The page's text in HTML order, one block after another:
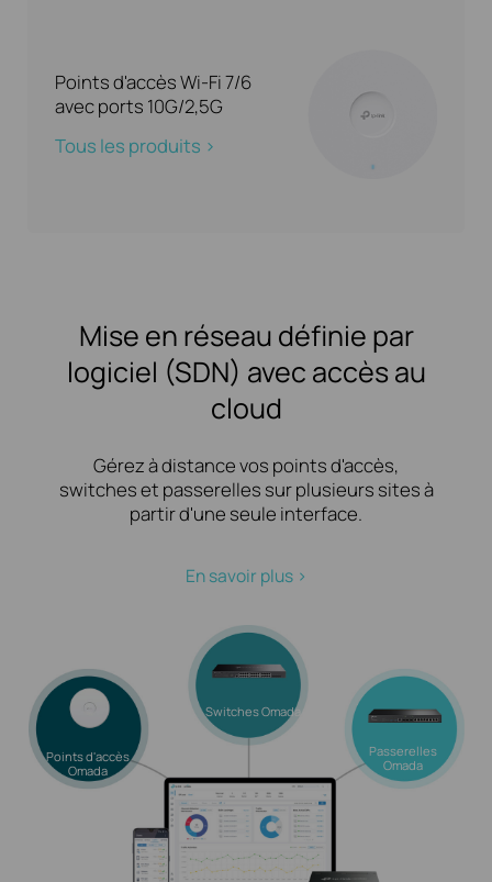
Points d'accès Wi-Fi 7/6
avec ports 10G/2,5G
Tous les produits >
Mise en réseau définie par
logiciel (SDN) avec accès au
cloud
Gérez à distance vos points d'accès,
switches et passerelles sur plusieurs sites à
partir d'une seule interface.
En savoir plus >
Points d'accès
Omada
Switches Omada
Passerelles
Omada